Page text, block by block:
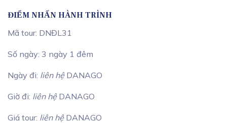
ĐIỂM NHẤN HÀNH TRÌNH
Mã tour: DNĐL31
Số ngày: 3 ngày 1 đêm
Ngày đi: liên hệDANAGO
Giờ đi: liên hệDANAGO
Giá tour: liên hệDANAGO